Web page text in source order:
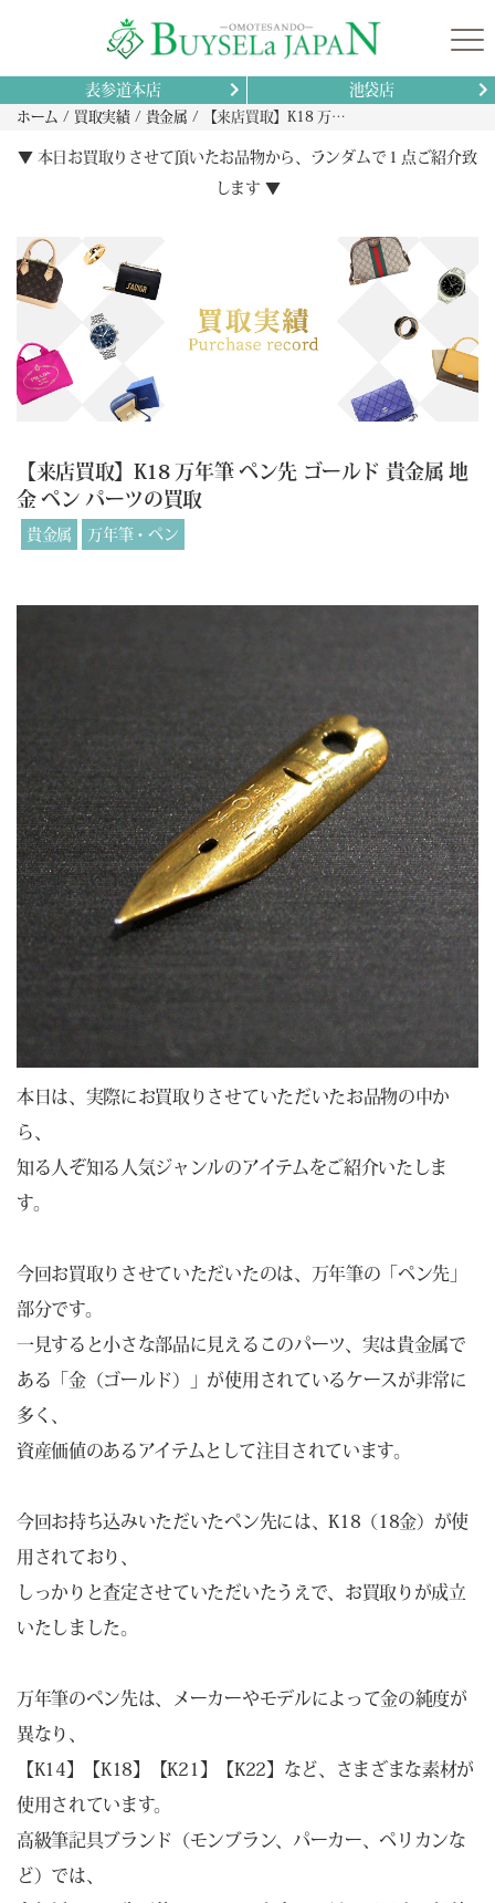
表参道本店 池袋店
ホーム 買取実績 貴金属 【来店買取】K18 万年筆 ペン先 ゴールド 貴金属 地金 ペン パーツの買取
▼ 本日お買取りさせて頂いたお品物から、ランダムで１点ご紹介致
します ▼
【来店買取】K18 万年筆 ペン先 ゴールド 貴金属 地
金 ペン パーツの買取
貴金属 万年筆・ペン
本日は、実際にお買取りさせていただいたお品物の中か
ら、
知る人ぞ知る人気ジャンルのアイテムをご紹介いたしま
す。
今回お買取りさせていただいたのは、万年筆の「ペン先」
部分です。
一見すると小さな部品に見えるこのパーツ、実は貴金属で
ある「金（ゴールド）」が使用されているケースが非常に
多く、
資産価値のあるアイテムとして注目されています。
今回お持ち込みいただいたペン先には、K18（18金）が使
用されており、
しっかりと査定させていただいたうえで、お買取りが成立
いたしました。
万年筆のペン先は、メーカーやモデルによって金の純度が
異なり、
【K14】【K18】【K21】【K22】など、さまざまな素材が
使用されています。
高級筆記具ブランド（モンブラン、パーカー、ペリカンな
ど）では、